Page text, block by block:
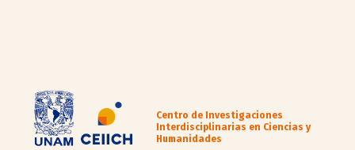
Centro de Investigaciones
Interdisciplinarias en Ciencias y
Humanidades